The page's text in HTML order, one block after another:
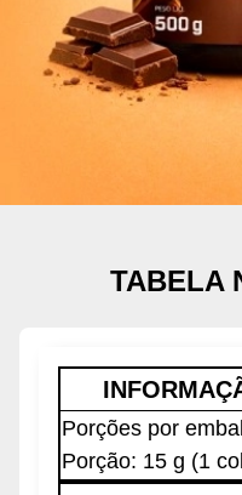
TABELA
Porções por
Porção: 15 g (1